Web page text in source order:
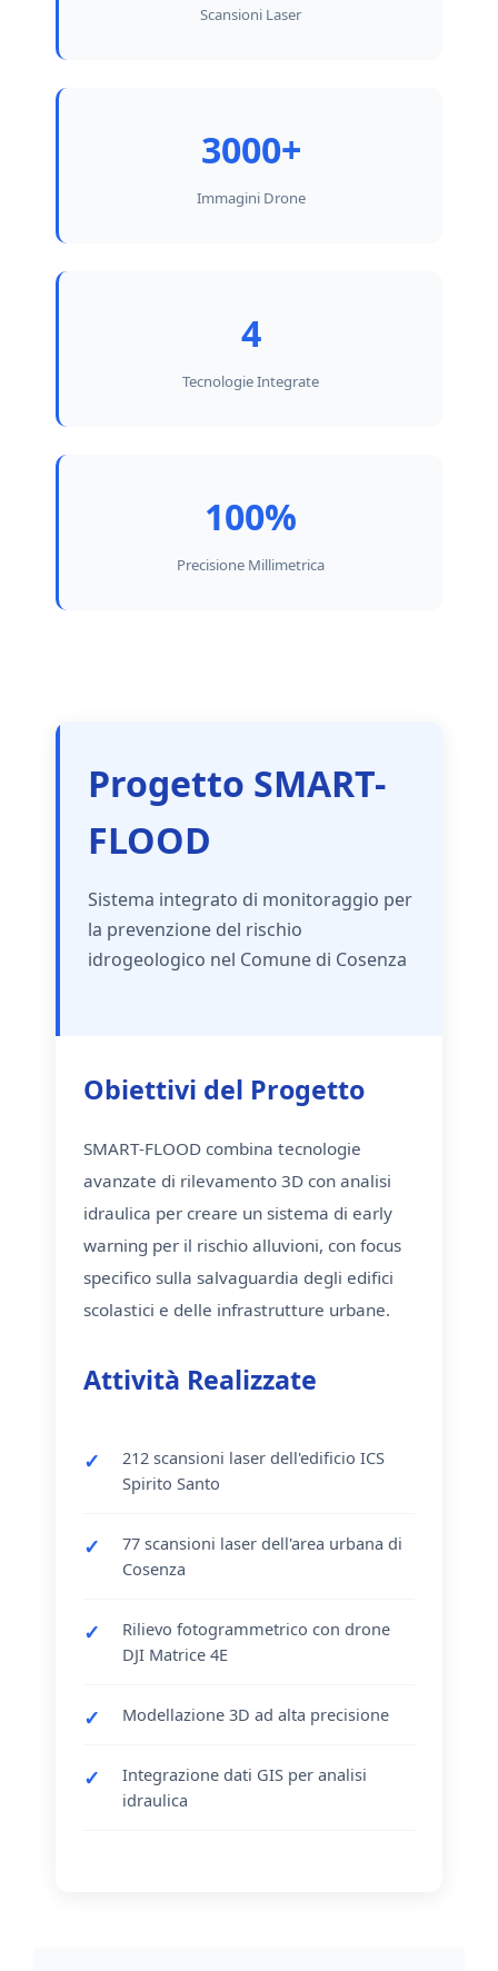
Scansioni Laser
3000+
Immagini Drone
4
Tecnologie Integrate
100%
Precisione Millimetrica
Progetto SMART-
FLOOD
Sistema integrato di monitoraggio per
la prevenzione del rischio
idrogeologico nel Comune di Cosenza
Obiettivi del Progetto
SMART-FLOOD combina tecnologie
avanzate di rilevamento 3D con analisi
idraulica per creare un sistema di early
warning per il rischio alluvioni, con focus
specifico sulla salvaguardia degli edifici
scolastici e delle infrastrutture urbane.
Attività Realizzate
212 scansioni laser dell'edificio ICS
Spirito Santo
77 scansioni laser dell'area urbana di
Cosenza
Rilievo fotogrammetrico con drone
DJI Matrice 4E
Modellazione 3D ad alta precisione
Integrazione dati GIS per analisi
idraulica